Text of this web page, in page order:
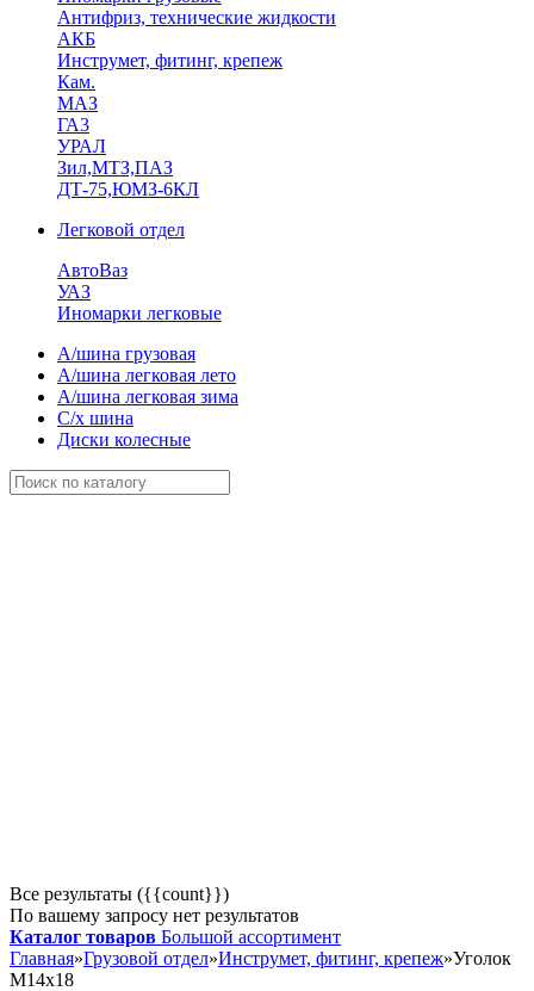
Антифриз, технические жидкости
АКБ
Инструмет, фитинг, крепеж
Кам.
МАЗ
ГА3
УРАЛ
Зил,МТЗ,ПАЗ
ДТ-75,ЮМЗ-6КЛ
Легковой отдел
АвтоВаз
УАЗ
Иномарки легковые
А/шина грузовая
А/шина легковая лето
А/шина легковая зима
С/х шина
Диски колесные
Все результаты ({{count}})
По вашему запросу нет результатов
Каталог товаров Большой ассортимент
Главная»Грузовой отдел»Инструмет, фитинг, крепеж»Уголок
М14х18